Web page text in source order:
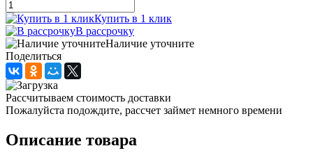
Купить в 1 клик
В рассрочку
Наличие уточните
Поделиться
Рассчитываем стоимость доставки
Пожалуйста подождите, рассчет займет немного времени
Описание товара